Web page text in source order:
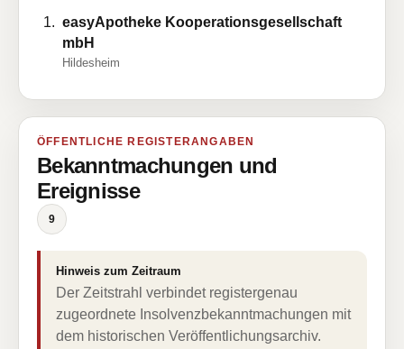
easyApotheke Kooperationsgesellschaft
mbH
Hildesheim
ÖFFENTLICHE REGISTERANGABEN
Bekanntmachungen und
Ereignisse
9
Hinweis zum Zeitraum
Der Zeitstrahl verbindet registergenau
zugeordnete Insolvenzbekanntmachungen mit
dem historischen Veröffentlichungsarchiv.